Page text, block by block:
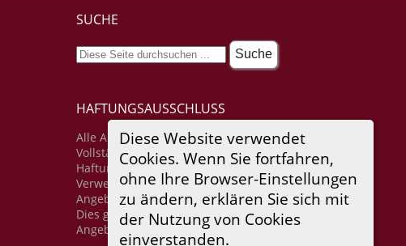
Diese Website verwendet
Cookies. Wenn Sie fortfahren,
ohne Ihre Browser-Einstellungen
zu ändern, erklären Sie sich mit
der Nutzung von Cookies
einverstanden.
SUCHE
HAFTUNGSAUSSCHLUSS
Alle Angaben erfolgen ohne Gewähr für
Vollständigkeit oder Richtigkeit. Es wird keine
Haftung übernommen für Schäden durch die
Verwendung von Informationen aus diesem Online-
Angebot oder durch das Fehlen von Informationen.
Dies gilt auch für Inhalte Dritter, die über dieses
Angebot zugänglich sind.